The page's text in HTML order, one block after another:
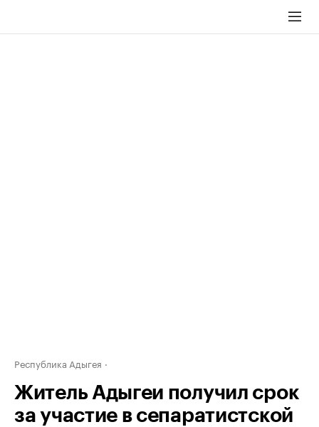
Республика Адыгея
Житель Адыгеи получил срок
за участие в сепаратистской